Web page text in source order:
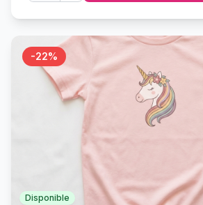
-22%
Disponible